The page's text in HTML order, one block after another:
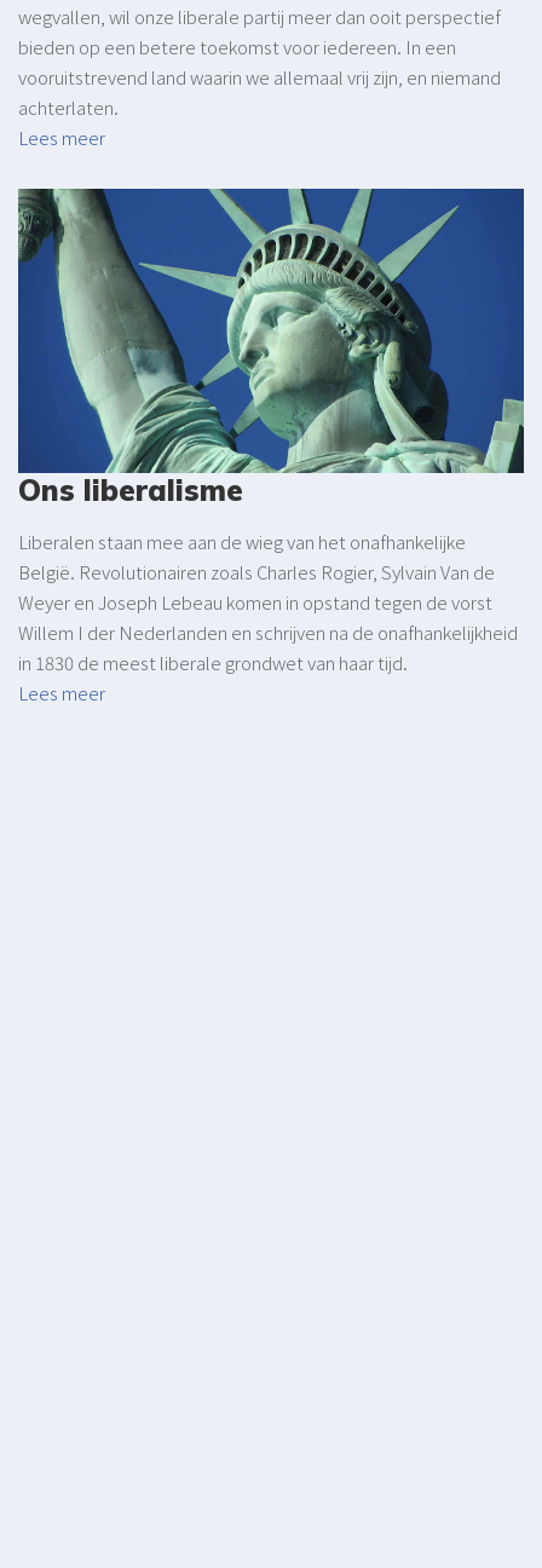
wegvallen, wil onze liberale partij meer dan ooit perspectief
bieden op een betere toekomst voor iedereen. In een
vooruitstrevend land waarin we allemaal vrij zijn, en niemand
achterlaten.
Lees meer
Ons liberalisme
Liberalen staan mee aan de wieg van het onafhankelijke
België. Revolutionairen zoals Charles Rogier, Sylvain Van de
Weyer en Joseph Lebeau komen in opstand tegen de vorst
Willem I der Nederlanden en schrijven na de onafhankelijkheid
in 1830 de meest liberale grondwet van haar tijd.
Lees meer